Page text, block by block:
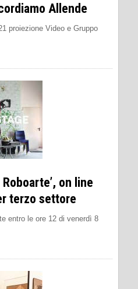
Allende
proiezione Video e Gruppo
on line
terzo settore
entro le ore 12 di venerdì 8